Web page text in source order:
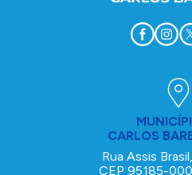
CARLOS
Rua Assis
CEP 95185-